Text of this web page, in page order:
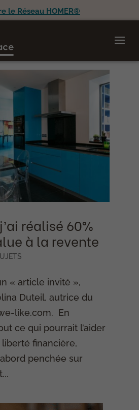
le Réseau HOMER®
réalisé 60%
à la revente
« article invité »,
Duteil, autrice du
like.com. En
ce qui pourrait l’aider
financière,
penchée sur